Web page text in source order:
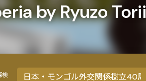
by Ryuzo Torii
検